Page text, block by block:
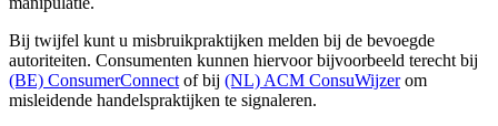
Bij twijfel kunt u misbruikpraktijken melden bij de bevoegde
autoriteiten. Consumenten kunnen hiervoor bijvoorbeeld terecht bij
(BE) ConsumerConnect of bij (NL) ACM ConsuWijzerom
misleidende handelspraktijken te signaleren.